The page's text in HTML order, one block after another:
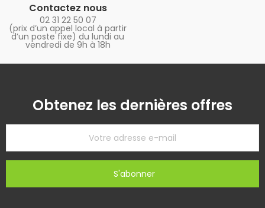
Contactez nous
02 31 22 50 07
(prix d’un appel local à partir
d’un poste fixe) du lundi au
vendredi de 9h à 18h
Obtenez les dernières offres
S'abonner